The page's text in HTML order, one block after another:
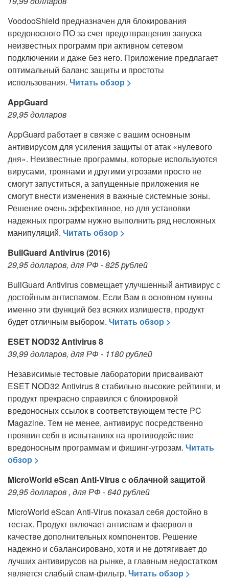
VoodooShield предназначен для блокирования
вредоносного ПО за счет предотвращения запуска
неизвестных программ при активном сетевом
подключении и даже без него. Приложение предлагает
оптимальный баланс защиты и простоты
использования. Читать обзор >
AppGuard
29,95 долларов
AppGuard работает в связке с вашим основным
антивирусом для усиления защиты от атак «нулевого
дня». Неизвестные программы, которые используются
вирусами, троянами и другими угрозами просто не
смогут запуститься, а запущенные приложения не
смогут внести изменения в важные системные зоны.
Решение очень эффективное, но для установки
надежных программ нужно выполнить ряд несложных
манипуляций. Читать обзор >
BullGuard Antivirus (2016)
29,95 долларов, для РФ - 825 рублей
BullGuard Antivirus совмещает улучшенный антивирус с
достойным антиспамом. Если Вам в основном нужны
именно эти функций без всяких излишеств, продукт
будет отличным выбором. Читать обзор >
ESET NOD32 Antivirus 8
39,99 долларов, для РФ - 1180 рублей
Независимые тестовые лаборатории присваивают
ESET NOD32 Antivirus 8 стабильно высокие рейтинги, и
продукт прекрасно справился с блокировкой
вредоносных ссылок в соответствующем тесте PC
Magazine. Тем не менее, антивирус посредственно
проявил себя в испытаниях на противодействие
вредоносным программам и фишинг-угрозам. Читать
обзор >
MicroWorld eScan Anti-Virus с облачной защитой
29,95 долларов , для РФ - 640 рублей
MicroWorld eScan Anti-Virus показал себя достойно в
тестах. Продукт включает антиспам и фаервол в
качестве дополнительных компонентов. Решение
надежно и сбалансировано, хотя и не дотягивает до
лучших антивирусов на рынке, а главным недостатком
является слабый спам-фильтр. Читать обзор >